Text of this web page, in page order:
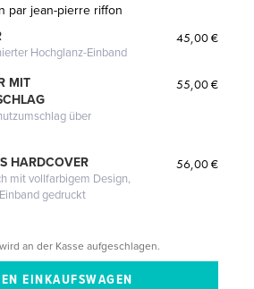
par jean-pierre riffon
Hochglanz-Einband
45,00 €
MIT
über
55,00 €
HARDCOVER
mit vollfarbigem Design,
gedruckt
56,00 €
an der Kasse aufgeschlagen.